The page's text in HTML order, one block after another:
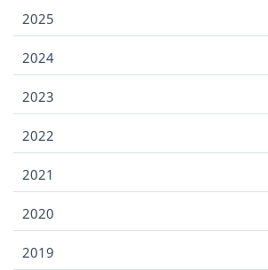
2025
2024
2023
2022
2021
2020
2019